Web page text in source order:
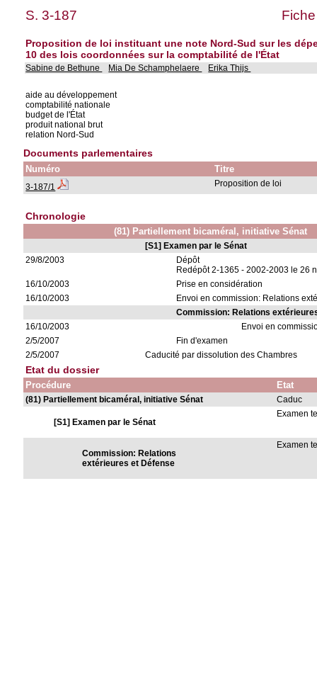
S. 3-187
Proposition de loi instituant une note Nord-Sud sur les
10 des lois coordonnées sur la comptabilité de l'État
Sabine de Bethune Mia De Schamphelaere Erika Thijs
aide au développement
comptabilité nationale
budget de l'État
produit national brut
relation Nord-Sud
Documents parlementaires
Numéro Titre
3-187/1 Proposition de loi
Chronologie
(81) Partiellement bicaméral, initiative Sénat
[S1] Examen par le Sénat
29/8/2003
Dépôt
Redépôt 2-1365 - 2002-2003 le 26
16/10/2003
Prise en considération
16/10/2003
Envoi en commission: Relations
Commission: Relations
16/10/2003
Envoi en
2/5/2007
Fin d'examen
2/5/2007
Caducité par dissolution des Chambres
Etat du dossier
Procédure Etat
(81) Partiellement bicaméral, initiative Sénat Caduc
[S1] Examen par le Sénat
Examen
Commission: Relations
extérieures et Défense
Examen